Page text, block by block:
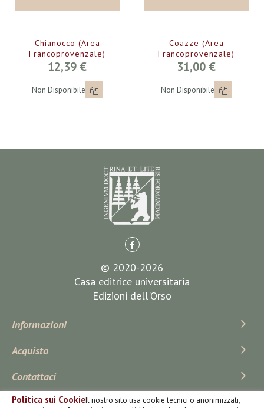
Politica sui CookieIl nostro sito usa cookie tecnici o anonimizzati,
Chianocco (Area
Francoprovenzale)
12,39 €
Non Disponibile
Coazze (Area
Francoprovenzale)
31,00 €
Non Disponibile
© 2020-2026
Casa editrice universitaria
Edizioni dell'Orso
Informazioni
Acquista
Contattaci
Iscriviti Alla Newsletter